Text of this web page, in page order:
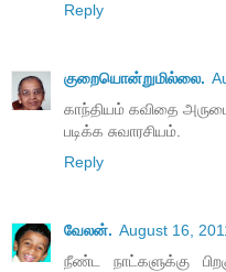
Reply
குறையொன்றுமில்லை.
காந்தியம் கவிதை
படிக்க சுவாரசியம்.
Reply
வேலன். August 16,
நீண்ட நாட்களுக்கு